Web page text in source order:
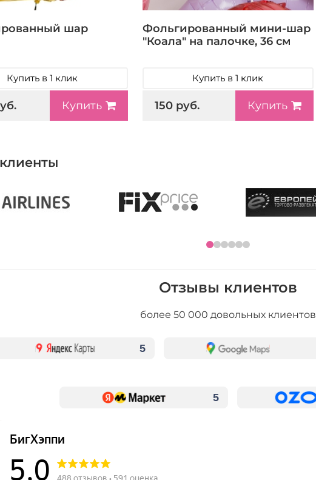
шар
Купить в 1 клик
Купить
Фольгированный мини-шар
"Коала" на палочке, 36 см
Купить в 1 клик
150 руб. Купить
Отзывы клиентов
более 50 000 довольных клиентов
5
5